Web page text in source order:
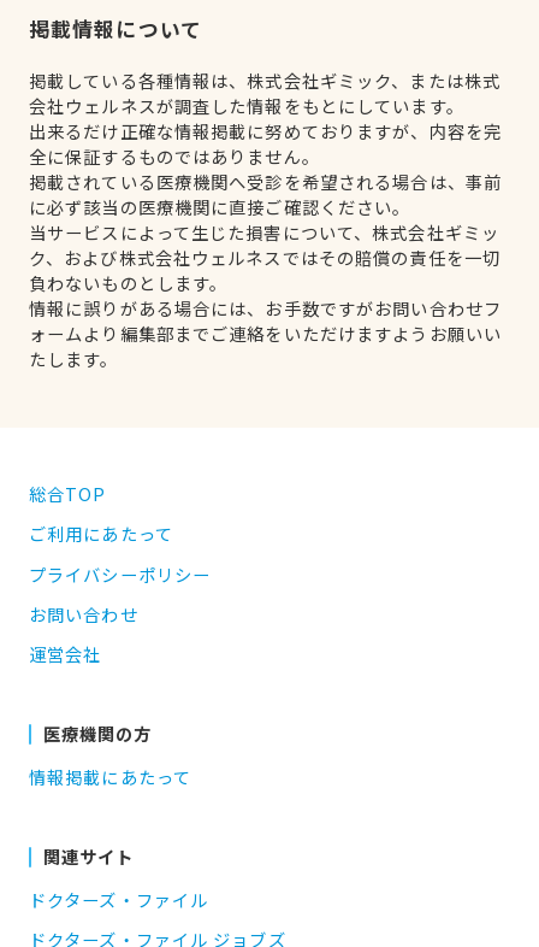
掲載情報について
掲載している各種情報は、株式会社ギミック、または株式
会社ウェルネスが調査した情報をもとにしています。
出来るだけ正確な情報掲載に努めておりますが、内容を完
全に保証するものではありません。
掲載されている医療機関へ受診を希望される場合は、事前
に必ず該当の医療機関に直接ご確認ください。
当サービスによって生じた損害について、株式会社ギミッ
ク、および株式会社ウェルネスではその賠償の責任を一切
負わないものとします。
情報に誤りがある場合には、お手数ですがお問い合わせフ
ォームより編集部までご連絡をいただけますようお願いい
たします。
総合TOP
ご利用にあたって
プライバシーポリシー
お問い合わせ
運営会社
医療機関の方
情報掲載にあたって
関連サイト
ドクターズ・ファイル
ドクターズ・ファイル ジョブズ